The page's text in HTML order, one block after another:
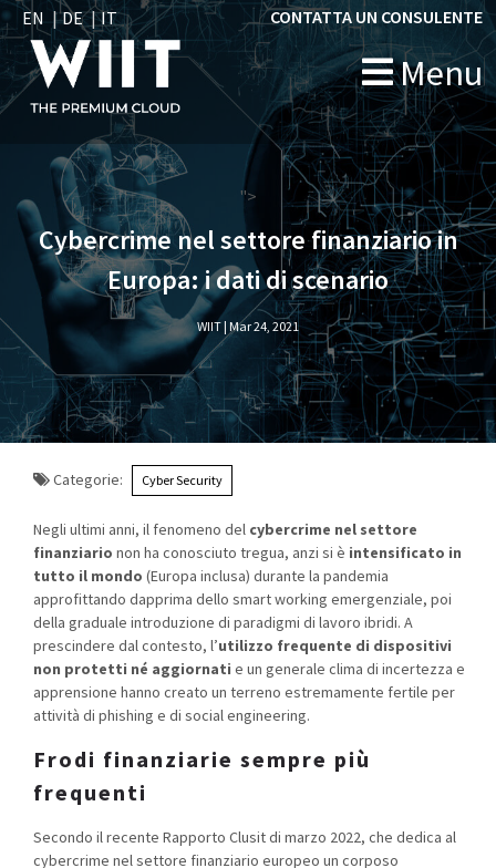
EN DE IT
Menu
CONTATTA UN CONSULENTE
">
Cybercrime nel settore finanziario in
Europa: i dati di scenario
WIIT | Mar 24, 2021
Categorie: Cyber Security
Negli ultimi anni, il fenomeno del cybercrime nel settore
finanziario non ha conosciuto tregua, anzi si è intensificato in
tutto il mondo (Europa inclusa) durante la pandemia
approfittando dapprima dello smart working emergenziale, poi
della graduale introduzione di paradigmi di lavoro ibridi. A
prescindere dal contesto, l’utilizzo frequente di dispositivi
non protetti né aggiornati e un generale clima di incertezza e
apprensione hanno creato un terreno estremamente fertile per
attività di phishing e di social engineering.
Frodi finanziarie sempre più
frequenti
Secondo il recente Rapporto Clusit di marzo 2022, che dedica al
cybercrime nel settore finanziario europeo un corposo